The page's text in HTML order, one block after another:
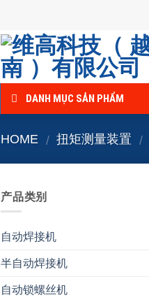
DANH MỤC SẢN PHẨM
HOME / 扭矩测量装置 /
产品类别
自动焊接机
半自动焊接机
自动锁螺丝机